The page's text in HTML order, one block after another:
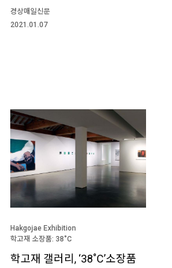
경상매일신문
2021.01.07
Hakgojae Exhibition
학고재 소장품: 38˚C
학고재 갤러리, ‘38˚C’소장품